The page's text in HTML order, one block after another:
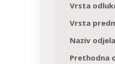
Vrsta
Vrsta
Naziv
Prethodna